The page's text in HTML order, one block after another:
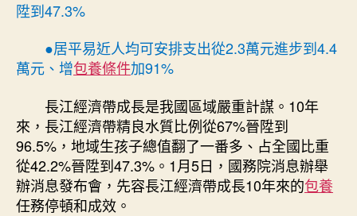
近
百
分
點，
地
域
生
陞到47.3%
●居平易近人均可安排支出從2.3萬元進步到4.4
萬元、增包養條件加91%
長江經濟帶成長是我國區域嚴重計謀。10年
來，長江經濟帶精良水質比例從67%晉陞到
96.5%，地域生孩子總值翻了一番多、占全國比重
從42.2%晉陞到47.3%。1月5日，國務院消息辦舉
辦消息發布會，先容長江經濟帶成長10年來的包養
任務停頓和成效。